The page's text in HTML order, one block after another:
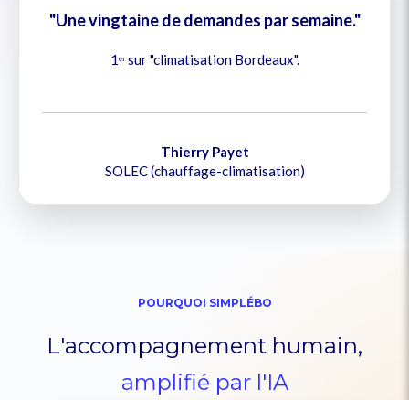
"Une vingtaine de demandes par semaine."
1ᵉʳ sur "climatisation Bordeaux".
Thierry Payet
SOLEC (chauffage-climatisation)
POURQUOI SIMPLÉBO
L'accompagnement humain,
amplifié par l'IA